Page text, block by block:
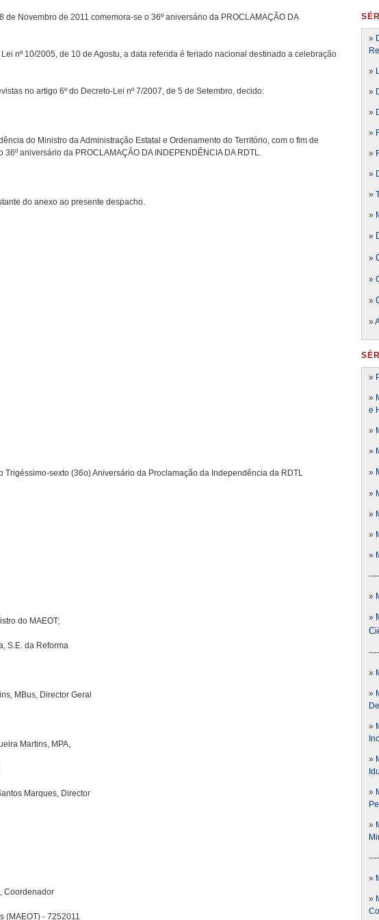
Novembro de 2011 comemora-se o 36º aniversário da PROCLAMAÇÃO DA
nº 10/2005, de 10 de Agostu, a data referida é feriado nacional destinado a celebração
no artigo 6º do Decreto-Lei nº 7/2007, de 5 de Setembro, decido:
do Ministro da Administração Estatal e Ordenamento do Território, com o fim de
aniversário da PROCLAMAÇÃO DA INDEPENDÊNCIA DA RDTL.
do anexo ao presente despacho.
Trigéssimo-sexto (36o) Aniversário da Proclamação da Independência da RDTL
do MAEOT;
S.E. da Reforma
MBus, Director Geral
Martins, MPA,
Marques, Director
Coordenador
(MAEOT) - 7252011
»
»
»
»
»
»
»
»
»
»
»
»
»
»
»
»
e
»
»
»
»
»
»
»
»
»
»
»
»
»
»
»
»
»